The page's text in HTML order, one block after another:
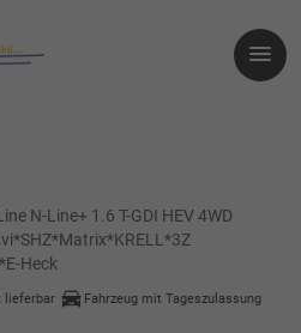
N-Line+ 1.6 T-GDI HEV 4WD
Heck
lieferbar
Fahrzeug mit Tageszulassung